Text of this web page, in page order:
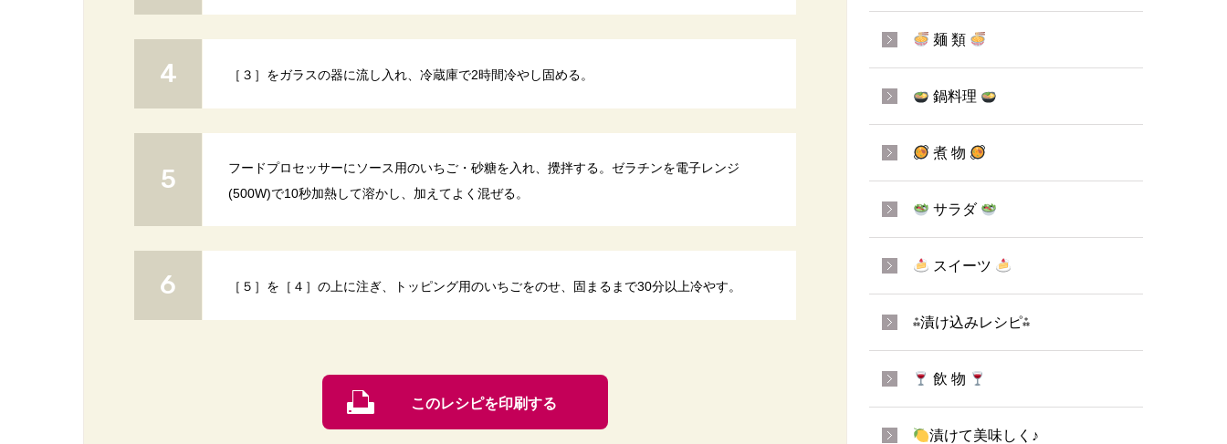
［３］をガラスの器に流し入れ、冷蔵庫で2時間冷やし固める。
フードプロセッサーにソース用のいちご・砂糖を入れ、攪拌する。ゼラチンを電子レンジ
(500W)で10秒加熱して溶かし、加えてよく混ぜる。
［５］を［４］の上に注ぎ、トッピング用のいちごをのせ、固まるまで30分以上冷やす。
このレシピを印刷する
麺 類
鍋料理
煮 物
サラダ
スイーツ
⁂漬け込みレシピ⁂
飲 物
漬けて美味しく♪